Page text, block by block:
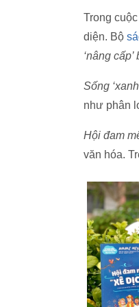
Trong
diện. Bộ
‘nâng
Sống
như phân
Hội đam
văn hóa.